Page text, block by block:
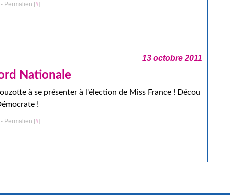
- Permalien [#]
13 octobre 2011
Nationale
à se présenter à l'élection de Miss France ! Décou
!
- Permalien [#]